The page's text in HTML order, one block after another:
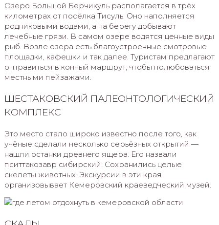
Озеро Большой Берчикуль располагается в трёх
километрах от посёлка Тисуль. Оно наполняется
родниковыми водами, а на берегу добывают
лечебные грязи. В самом озере водятся ценные виды
рыб. Возле озера есть благоустроенные смотровые
площадки, кафешки и так далее. Туристам предлагают
отправиться в конный маршрут, чтобы полюбоваться
местными пейзажами.
ШЕСТАКОВСКИЙ ПАЛЕОНТОЛОГИЧЕСКИЙ
КОМПЛЕКС
Это место стало широко известно после того, как
учёные сделали несколько серьёзных открытий —
нашли останки древнего ящера. Его назвали
пситтакозавр сибирский. Сохранились целые
скелеты животных. Экскурсии в эти края
организовывает Кемеровский краеведческий музей.